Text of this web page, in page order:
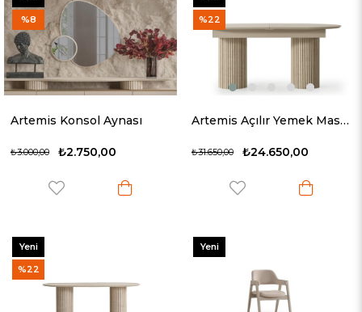
Artemis Konsol Aynası
₺2.750,00
₺3.000,00
Ürün
%8
Artemis Açılır Yemek Masası
₺24.650,00
₺31.650,00
Ürün
%22
Yeni
Ürün
%22
Yeni